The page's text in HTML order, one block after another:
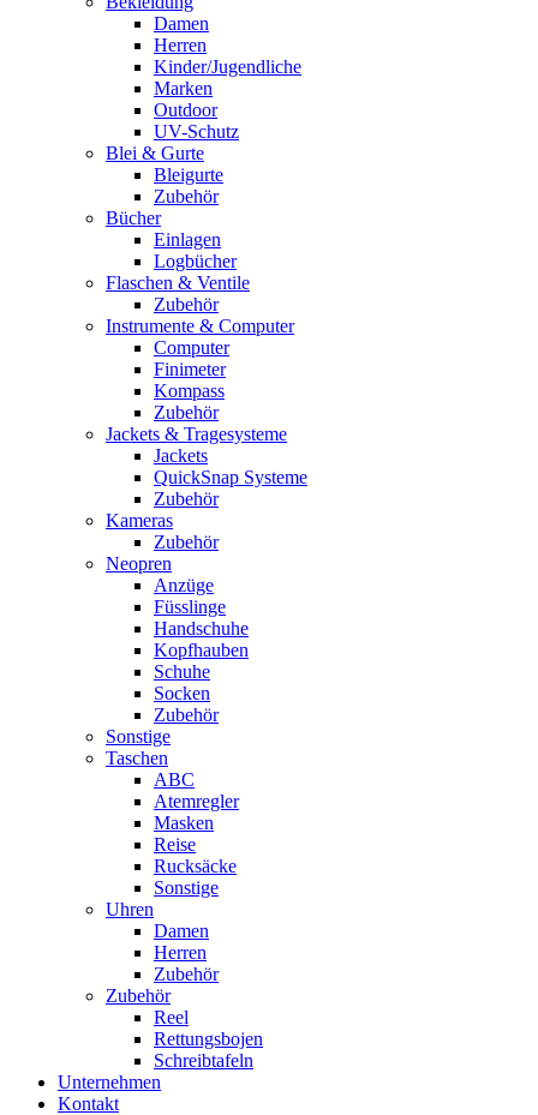
Damen
Herren
Kinder/Jugendliche
Marken
Outdoor
UV-Schutz
Blei & Gurte
Bleigurte
Zubehör
Bücher
Einlagen
Logbücher
Flaschen & Ventile
Zubehör
Instrumente & Computer
Computer
Finimeter
Kompass
Zubehör
Jackets & Tragesysteme
Jackets
QuickSnap Systeme
Zubehör
Kameras
Zubehör
Neopren
Anzüge
Füsslinge
Handschuhe
Kopfhauben
Schuhe
Socken
Zubehör
Sonstige
Taschen
ABC
Atemregler
Masken
Reise
Rucksäcke
Sonstige
Uhren
Damen
Herren
Zubehör
Zubehör
Reel
Rettungsbojen
Schreibtafeln
Unternehmen
Kontakt